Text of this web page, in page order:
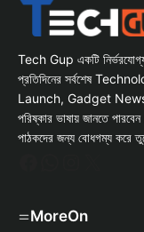
Tech Gup একটি নির্ভরযোগ্য
প্রতিদিনের সর্বশেষ
Launch, Gadget News
পরিষ্কার ভাষায় জানতে
পাঠকদের জন্য বোধগম্য করে
MoreOn